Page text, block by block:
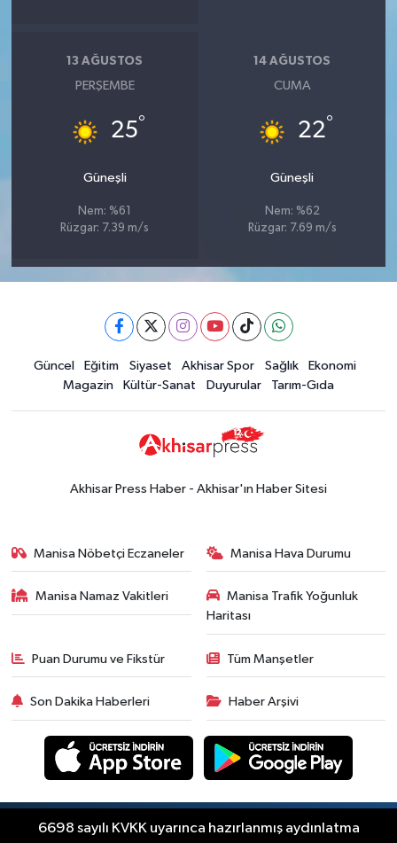
13 AĞUSTOS
PERŞEMBE
25°
Güneşli
Nem: %61
Rüzgar: 7.39 m/s
14 AĞUSTOS
CUMA
22°
Güneşli
Nem: %62
Rüzgar: 7.69 m/s
Güncel Eğitim Siyaset Akhisar Spor Sağlık
Ekonomi
Magazin
Kültür-Sanat Duyurular Tarım-Gıda
Akhisar Press Haber - Akhisar'ın Haber Sitesi
Manisa Nöbetçi Eczaneler Manisa Hava Durumu
Manisa Namaz Vakitleri
Manisa Trafik Yoğunluk
Haritası
Puan Durumu ve Fikstür Tüm Manşetler
Son Dakika Haberleri Haber Arşivi
RSS
Copyright © Akhisar Press Haber 2012-2026 Her
6698 sayılı KVKK uyarınca hazırlanmış aydınlatma